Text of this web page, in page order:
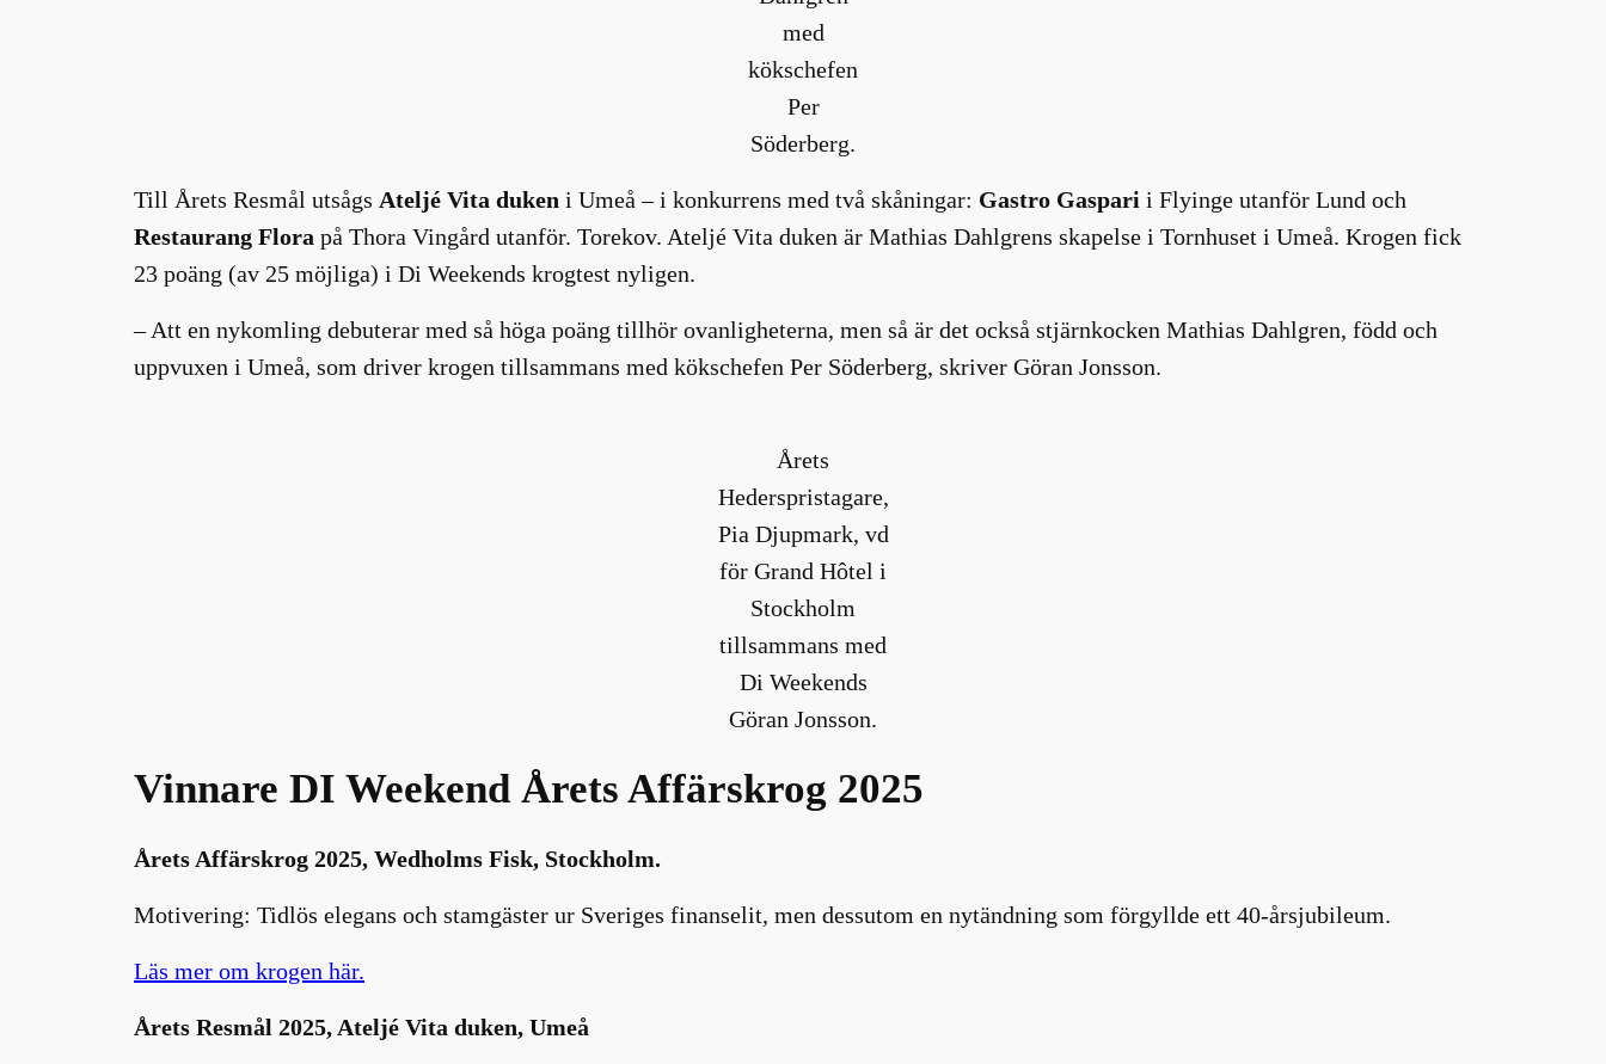
med
kökschefen
Per
Söderberg.
Till Årets Resmål utsågs Ateljé Vita duken i Umeå – i konkurrens med två skåningar: Gastro Gaspari i Flyinge utanför Lund och
Restaurang Flora på Thora Vingård utanför. Torekov. Ateljé Vita duken är Mathias Dahlgrens skapelse i Tornhuset i Umeå. Krogen fick
23 poäng (av 25 möjliga) i Di Weekends krogtest nyligen.
– Att en nykomling debuterar med så höga poäng tillhör ovanligheterna, men så är det också stjärnkocken Mathias Dahlgren, född och
uppvuxen i Umeå, som driver krogen tillsammans med kökschefen Per Söderberg, skriver Göran Jonsson.
Årets
Hederspristagare,
Pia Djupmark, vd
för Grand Hôtel i
Stockholm
tillsammans med
Di Weekends
Göran Jonsson.
Vinnare DI Weekend Årets Affärskrog 2025
Årets Affärskrog 2025, Wedholms Fisk, Stockholm.
Motivering: Tidlös elegans och stamgäster ur Sveriges finanselit, men dessutom en nytändning som förgyllde ett 40-årsjubileum.
Läs mer om krogen här.
Årets Resmål 2025, Ateljé Vita duken, Umeå